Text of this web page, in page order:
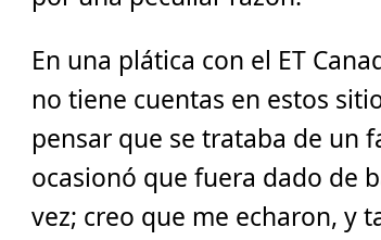
En una plática con el ET
no tiene cuentas en estos
pensar que se trataba de un
ocasionó que fuera dado de
vez; creo que me echaron, y